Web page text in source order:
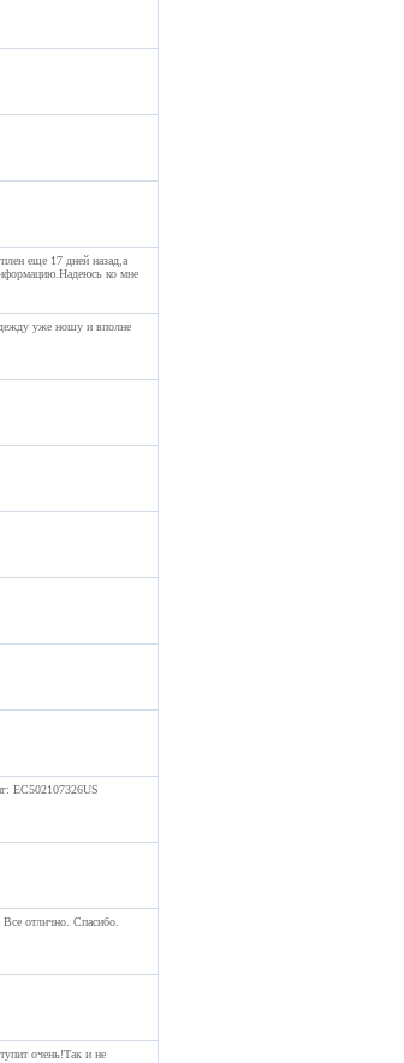
еще 17 дней назад,а
ко мне
уже ношу и вполне
EC502107326US
отлично. Спасибо.
очень!Так и не